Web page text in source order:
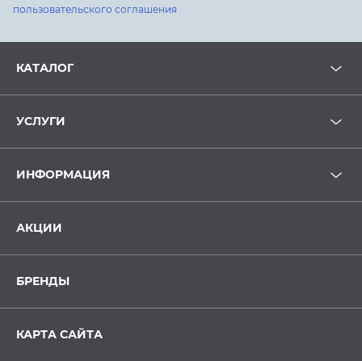
пользовательского соглашения
КАТАЛОГ
УСЛУГИ
ИНФОРМАЦИЯ
АКЦИИ
БРЕНДЫ
КАРТА САЙТА